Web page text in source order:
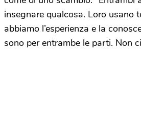
insegnare qualcosa. Loro usano
abbiamo l’esperienza e la
sono per entrambe le parti. Non